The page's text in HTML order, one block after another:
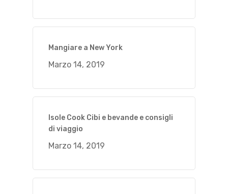
Mangiare a New York
Marzo 14, 2019
Isole Cook Cibi e bevande e consigli
di viaggio
Marzo 14, 2019